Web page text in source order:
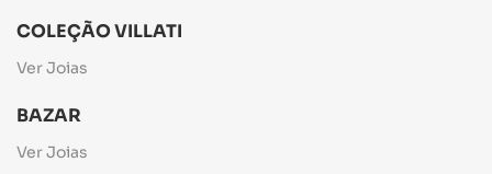
COLEÇÃO VILLATI
Ver Joias
BAZAR
Ver Joias